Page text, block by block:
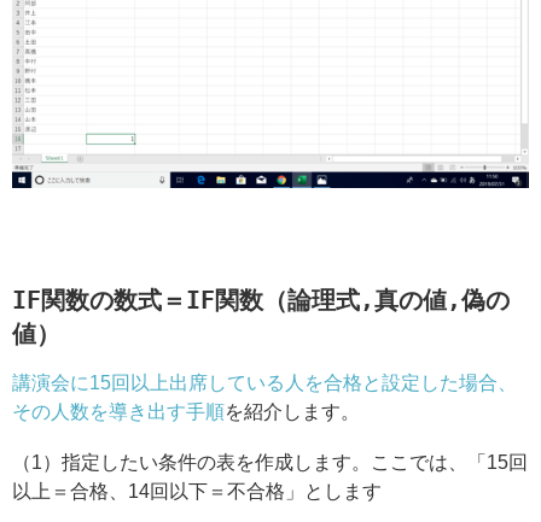
IF関数の数式＝IF関数（論理式,真の値,偽の
値）
講演会に15回以上出席している人を合格と設定した場合、
その人数を導き出す手順を紹介します。
（1）指定したい条件の表を作成します。ここでは、「15回
以上＝合格、14回以下＝不合格」とします